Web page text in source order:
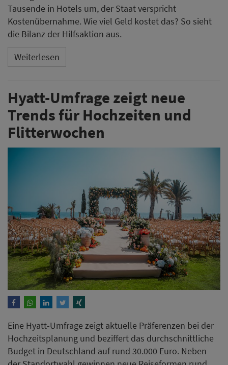
Tausende in Hotels um, der Staat verspricht
Kostenübernahme. Wie viel Geld kostet das? So sieht
die Bilanz der Hilfsaktion aus.
Weiterlesen
Hyatt-Umfrage zeigt neue
Trends für Hochzeiten und
Flitterwochen
Eine Hyatt-Umfrage zeigt aktuelle Präferenzen bei der
Hochzeitsplanung und beziffert das durchschnittliche
Budget in Deutschland auf rund 30.000 Euro. Neben